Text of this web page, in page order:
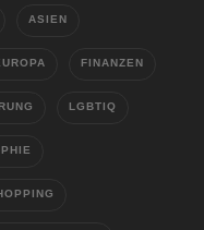
ASIEN
FINANZEN
LGBTIQ